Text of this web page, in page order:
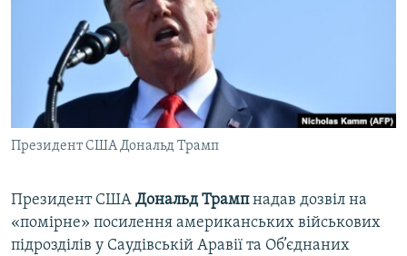
ДЕПОРТАЦІЯ
ВІДЕОУРОКИ «ELIFBE»
СВІДЧЕННЯ ОКУПАЦІЇ
УКРАЇНСЬКА ПРОБЛЕМА КРИМУ
ІНФОГРАФІКА
ЯК ОБІЙТИ БЛОКУВАННЯ
Русский
Qırımtatar
ДОЛУЧАЙСЯ!
Усі сайти RFE/RL
Президент США Дональд Трамп
Президент США Дональд Трампнадав дозвіл на
«помірне» посилення американських військових
підрозділів у Саудівській Аравії та Об’єднаних